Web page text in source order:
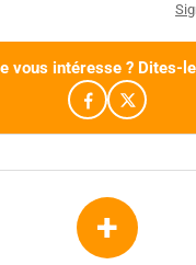
vous intéresse ? Dites-
+